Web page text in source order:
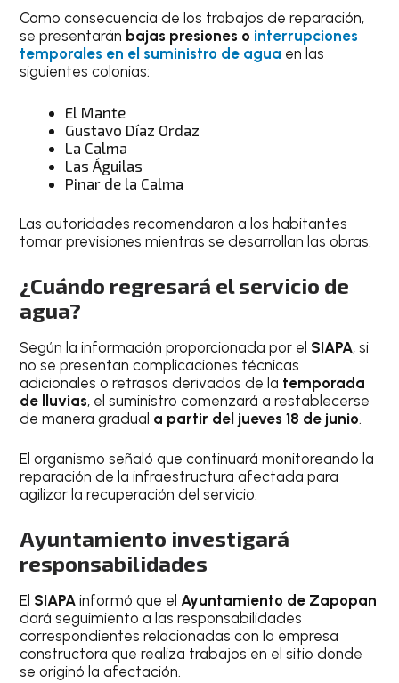
Como consecuencia de los trabajos de reparación,
se presentarán bajas presiones o interrupciones
temporales en el suministro de agua en las
siguientes colonias:
El Mante
Gustavo Díaz Ordaz
La Calma
Las Águilas
Pinar de la Calma
Las autoridades recomendaron a los habitantes
tomar previsiones mientras se desarrollan las obras.
¿Cuándo regresará el servicio de
agua?
Según la información proporcionada por el SIAPA, si
no se presentan complicaciones técnicas
adicionales o retrasos derivados de la temporada
de lluvias, el suministro comenzará a restablecerse
de manera gradual a partir del jueves 18 de junio.
El organismo señaló que continuará monitoreando la
reparación de la infraestructura afectada para
agilizar la recuperación del servicio.
Ayuntamiento investigará
responsabilidades
El SIAPA informó que el Ayuntamiento de Zapopan
dará seguimiento a las responsabilidades
correspondientes relacionadas con la empresa
constructora que realiza trabajos en el sitio donde
se originó la afectación.